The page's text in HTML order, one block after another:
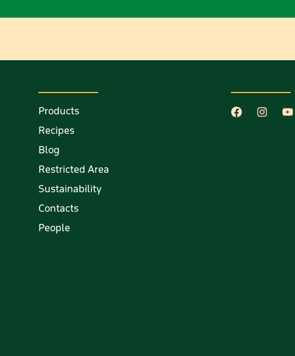
Products
Recipes
Blog
Restricted Area
Sustainability
Contacts
People